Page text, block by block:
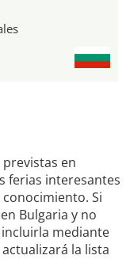
en
ferias interesantes
Si
Bulgaria y no
mediante
la lista